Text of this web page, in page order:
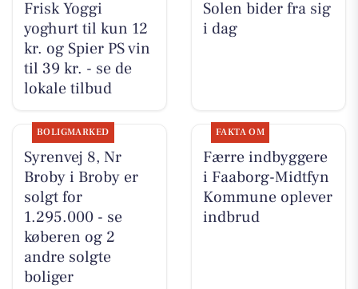
Frisk Yoggi
yoghurt til kun 12
kr. og Spier PS vin
til 39 kr. - se de
lokale tilbud
Solen bider fra sig
i dag
BOLIGMARKED
Syrenvej 8, Nr
Broby i Broby er
solgt for
1.295.000 - se
køberen og 2
andre solgte
boliger
FAKTA OM
Færre indbyggere
i Faaborg-Midtfyn
Kommune oplever
indbrud